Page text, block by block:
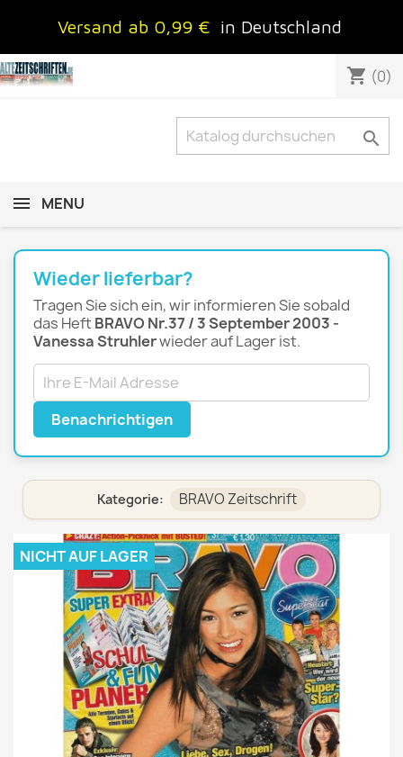
Versand ab 0,99 € in Deutschland
shopping_cart (0)

MENU
Wieder lieferbar?
Tragen Sie sich ein, wir informieren Sie sobald
das Heft BRAVO Nr.37 / 3 September 2003 -
Vanessa Struhlerwieder auf Lager ist.
Benachrichtigen
Kategorie: BRAVO Zeitschrift
NICHT AUF LAGER